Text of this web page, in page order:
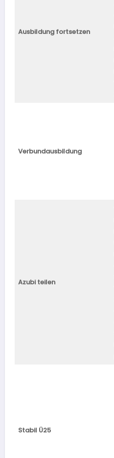
Ausbildung fortsetzen
Verbundausbildung
Azubi teilen
Stabil Ü25